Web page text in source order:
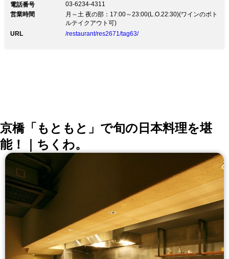
をはじめワインに合うよう考案した焼鳥、また一品料理
など幅広いシーンでご活用いただけるお店です。 それ
に併せてワイン、日本酒、ウイスキーなどもこだわりを
持ってご提供させていたきます。
電話番号
03-6234-4311
営業時間
月～土 夜の部：17:00～23:00(L.O.22:30)(ワインのボト
ルテイクアウト可)
URL
/restaurant/res2671/tag63/
京橋「もともと」で旬の日本料理を堪
能！｜ちくわ。